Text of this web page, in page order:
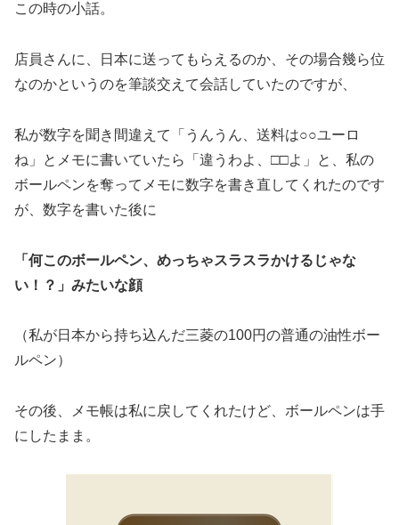
この時の小話。
店員さんに、日本に送ってもらえるのか、その場合幾ら位
なのかというのを筆談交えて会話していたのですが、
私が数字を聞き間違えて「うんうん、送料は○○ユーロ
ね」とメモに書いていたら「違うわよ、□□よ」と、私の
ボールペンを奪ってメモに数字を書き直してくれたのです
が、数字を書いた後に
「何このボールペン、めっちゃスラスラかけるじゃな
い！？」みたいな顔
（私が日本から持ち込んだ三菱の100円の普通の油性ボー
ルペン）
その後、メモ帳は私に戻してくれたけど、ボールペンは手
にしたまま。